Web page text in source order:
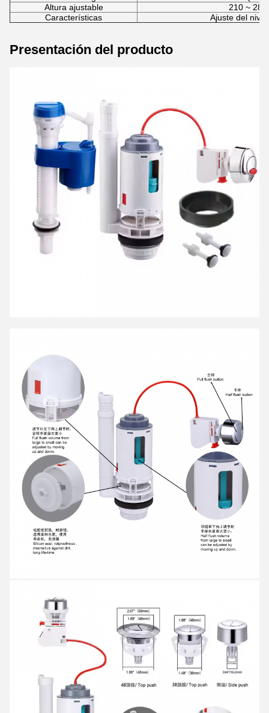
Altura ajustable
210 ~
Características
Ajuste del
Presentación del producto